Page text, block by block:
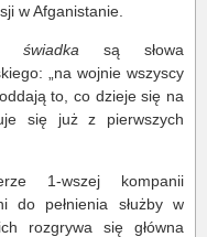
w Afganistanie.
świadka są słowa
„na wojnie wszyscy
to, co dzieje się na
się już z pierwszych
1-wszej kompanii
do pełnienia służby w
rozgrywa się główna